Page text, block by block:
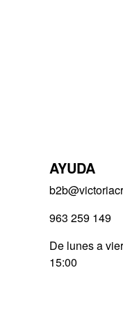
AYUDA
963 259 149
De lunes a
15:00